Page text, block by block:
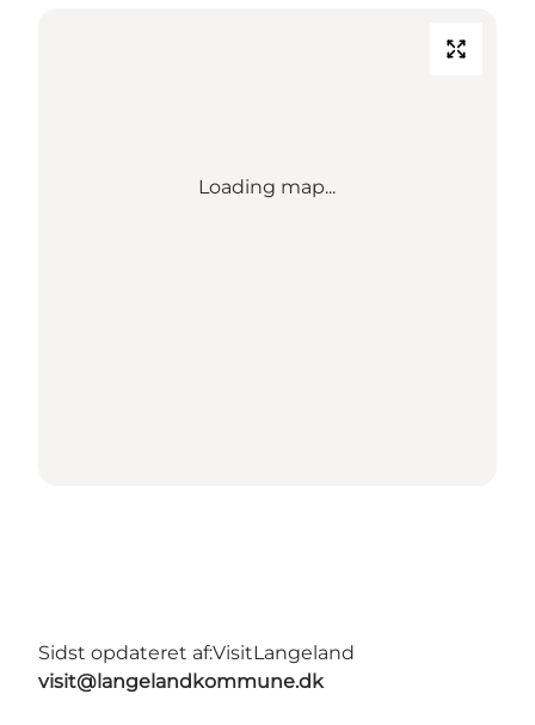
Loading map...
Sidst opdateret af:VisitLangeland
visit@langelandkommune.dk